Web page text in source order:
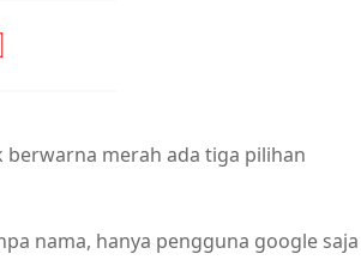
berwarna merah ada tiga pilihan
nama, hanya pengguna google saja